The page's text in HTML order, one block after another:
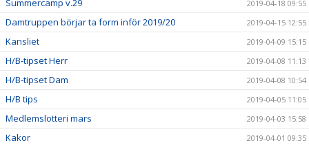
Summercamp v.29 2019-04-18 09:55
Damtruppen börjar ta form inför 2019/20 2019-04-15 12:55
Kansliet 2019-04-09 15:15
H/B-tipset Herr 2019-04-08 11:13
H/B-tipset Dam 2019-04-08 10:54
H/B tips 2019-04-05 11:05
Medlemslotteri mars 2019-04-03 15:58
Kakor 2019-04-01 09:35